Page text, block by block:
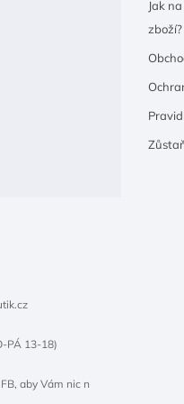
Jak
zboží?
PÁ 13-18)
aby Vám nic n